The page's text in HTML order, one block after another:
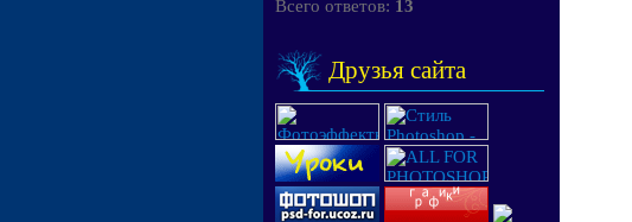
Всего ответов: 13
Друзья сайта